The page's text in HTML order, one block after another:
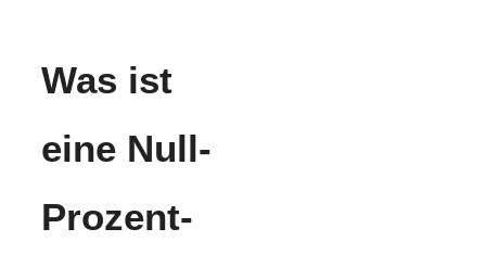
Was ist
eine Null-
Prozent-